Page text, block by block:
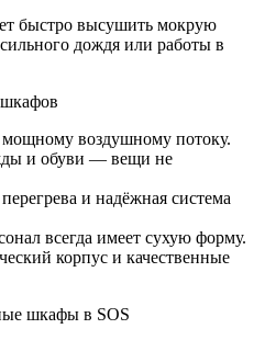
быстро высушить мокрую
дождя или работы в
мощному воздушному потоку.
и обуви — вещи не
и надёжная система
всегда имеет сухую форму.
корпус и качественные
шкафы в SOS